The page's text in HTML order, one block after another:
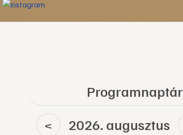
Programnaptár
< 2026. augusztus